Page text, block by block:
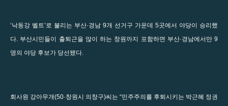
‘낙동강 벨트’로 불리는 부산·경남 9개 선거구 가운데 5곳에서 야당이 승리했
다. 부산시민들이 출퇴근을 많이 하는 창원까지 포함하면 부산·경남에서만 9
명의 야당 후보가 당선됐다.
회사원 강아무개(50·창원시 의창구)씨는 “민주주의를 후퇴시키는 박근혜 정권